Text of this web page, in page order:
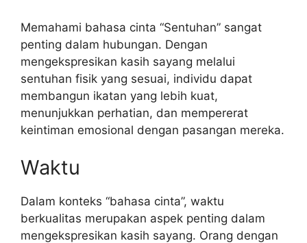
Memahami bahasa cinta “Sentuhan” sangat
penting dalam hubungan. Dengan
mengekspresikan kasih sayang melalui
sentuhan fisik yang sesuai, individu dapat
membangun ikatan yang lebih kuat,
menunjukkan perhatian, dan mempererat
keintiman emosional dengan pasangan mereka.
Waktu
Dalam konteks “bahasa cinta”, waktu
berkualitas merupakan aspek penting dalam
mengekspresikan kasih sayang. Orang dengan